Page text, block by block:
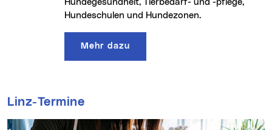
und Glücksmomente.
Der Hundestadtplan beinhaltet alles, was Sie
Tierschutzeinrichtungen, Angebote für